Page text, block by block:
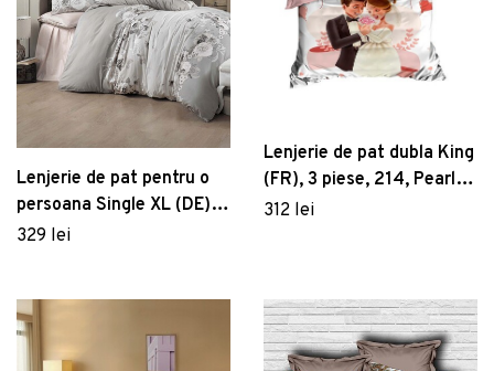
Lenjerie de pat pentru o
persoana Single XL (DE),
Hevin, Victoria, Bumbac
329 lei
Lenjerie de pat dubla King
(FR), 3 piese, 214, Pearl
Home, Poliester Satinat
312 lei